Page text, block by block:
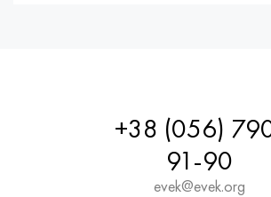
+38 (056)
91-90
evek@evek.org
А40G, 44smn28, 1.0762, 46s20